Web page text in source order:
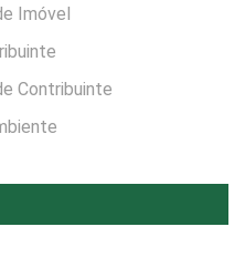
Imóvel
Contribuinte